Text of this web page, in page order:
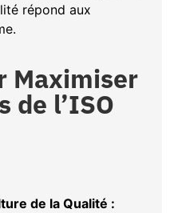
répond aux
Maximiser
de l’ISO
de la Qualité :